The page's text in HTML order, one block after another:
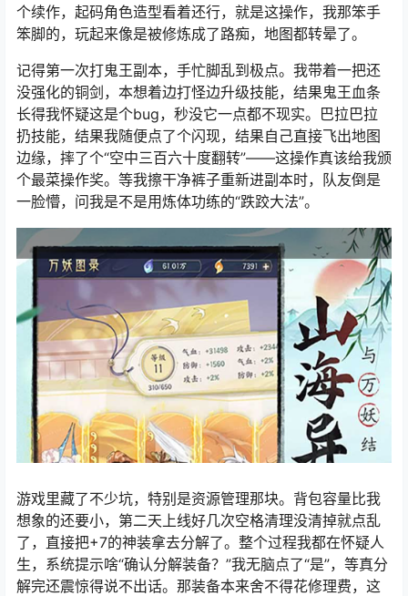
个续作，起码角色造型看着还行，就是这操作，我那笨手
笨脚的，玩起来像是被修炼成了路痴，地图都转晕了。
记得第一次打鬼王副本，手忙脚乱到极点。我带着一把还
没强化的铜剑，本想着边打怪边升级技能，结果鬼王血条
长得我怀疑这是个bug，秒没它一点都不现实。巴拉巴拉
扔技能，结果我随便点了个闪现，结果自己直接飞出地图
边缘，摔了个“空中三百六十度翻转”——这操作真该给我颁
个最菜操作奖。等我擦干净裤子重新进副本时，队友倒是
一脸懵，问我是不是用炼体功练的“跌跤大法”。
游戏里藏了不少坑，特别是资源管理那块。背包容量比我
想象的还要小，第二天上线好几次空格清理没清掉就点乱
了，直接把+7的神装拿去分解了。整个过程我都在怀疑人
生，系统提示啥“确认分解装备？”我无脑点了“是”，等真分
解完还震惊得说不出话。那装备本来舍不得花修理费，这